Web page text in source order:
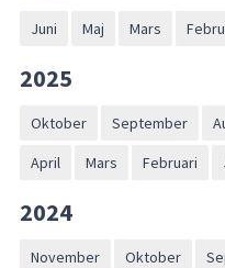
Juni Maj Mars
2025
Oktober September
April
Mars Februari
2024
November Oktober